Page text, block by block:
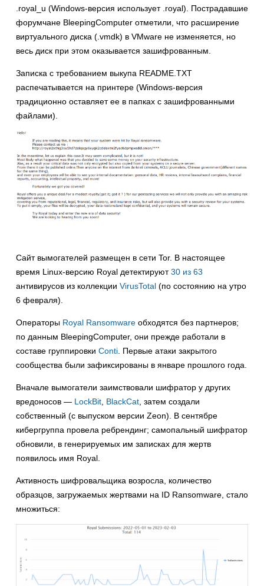
.royal_u (Windows-версия использует .royal). Пострадавшие
форумчане BleepingComputer отметили, что расширение
виртуального диска (.vmdk) в VMware не изменяется, но
весь диск при этом оказывается зашифрованным.
Записка с требованием выкупа README.TXT
распечатывается на принтере (Windows-версия
традиционно оставляет ее в папках с зашифрованными
файлами).
Сайт вымогателей размещен в сети Tor. В настоящее
время Linux-версию Royal детектируют30 из 63
антивирусов из коллекции VirusTotal (по состоянию на утро
6 февраля).
Операторы Royal Ransomware обходятся без партнеров;
по данным BleepingComputer, они прежде работали в
составе группировки Conti. Первые атаки закрытого
сообщества были зафиксированы в январе прошлого года.
Вначале вымогатели заимствовали шифратор у других
вредоносов — LockBit, BlackCat, затем создали
собственный (с выпуском версии Zeon). В сентябре
кибергруппа провела ребрендинг; самопальный шифратор
обновили, в генерируемых им записках для жертв
появилось имя Royal.
Активность шифровальщика возросла, количество
образцов, загружаемых жертвами на ID Ransomware, стало
множиться: